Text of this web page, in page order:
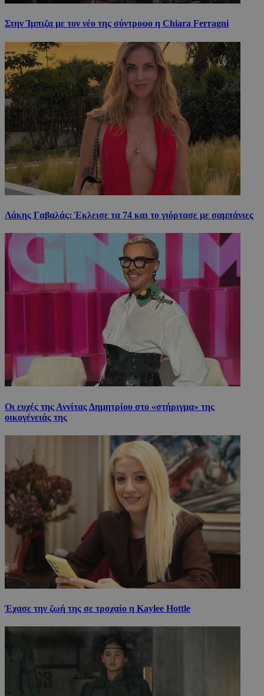
Στην Ίμπιζα με τον νέο της σύντροφο η Chiara Ferragni
Λάκης Γαβαλάς: Έκλεισε τα 74 και το γιόρτασε με σαμπάνιες
Οι ευχές της Αννίτας Δημητρίου στο «στήριγμα» της
οικογένειάς της
Έχασε την ζωή της σε τροχαίο η Kaylee Hottle